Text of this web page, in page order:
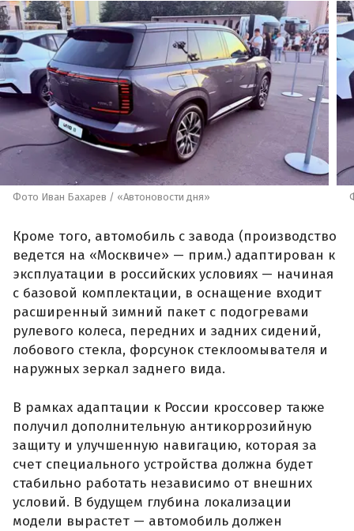
Фото Иван Бахарев / «Автоновости дня»
Кроме того, автомобиль с завода (производство
ведется на «Москвиче» — прим.) адаптирован к
эксплуатации в российских условиях — начиная
с базовой комплектации, в оснащение входит
расширенный зимний пакет с подогревами
рулевого колеса, передних и задних сидений,
лобового стекла, форсунок стеклоомывателя и
наружных зеркал заднего вида.
В рамках адаптации к России кроссовер также
получил дополнительную антикоррозийную
защиту и улучшенную навигацию, которая за
счет специального устройства должна будет
стабильно работать независимо от внешних
условий. В будущем глубина локализации
модели вырастет — автомобиль должен